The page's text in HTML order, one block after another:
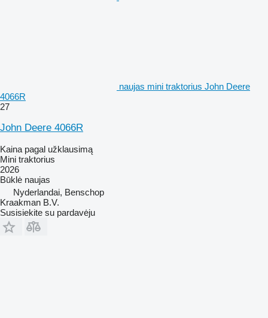
naujas mini traktorius John Deere
4066R
27
John Deere 4066R
Kaina pagal užklausimą
Mini traktorius
2026
Būklė naujas
Nyderlandai, Benschop
Kraakman B.V.
Susisiekite su pardavėju